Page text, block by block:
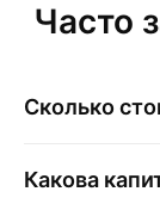
Часто
Сколько
Какова